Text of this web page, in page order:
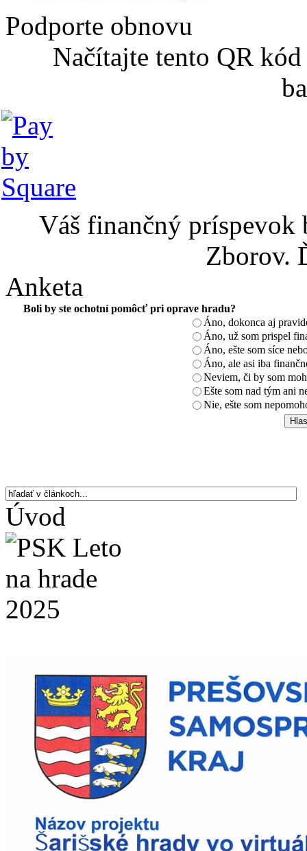
Podporte obnovu
Načítajte tento QR
Váš finančný príspevok
Zborov.
Anketa
Boli by ste ochotní pomôcť pri oprave hradu?
Áno, dokonca aj
Áno, už som prispel
Áno, ešte som síce
Áno, ale asi iba
Neviem, či by som
Ešte som nad tým ani
Nie, ešte som
Úvod